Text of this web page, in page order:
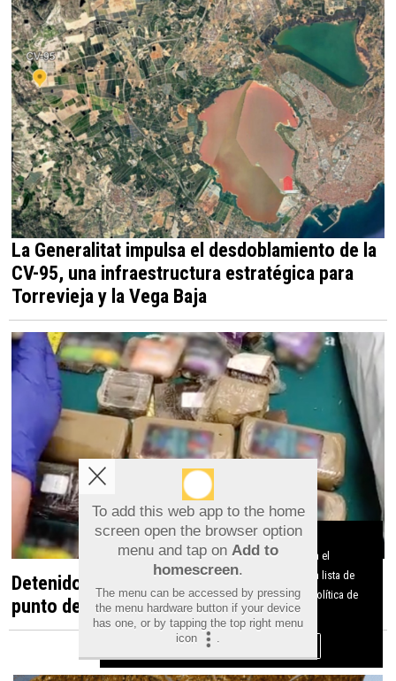
La Generalitat impulsa el desdoblamiento de la
CV-95, una infraestructura estratégica para
Torrevieja y la Vega Baja
Detenido en Albatera por dirigir un presunto
punto de venta de droga desde una vivienda
To add this web app to the home
screen open the browser option
menu and tap on Add to
homescreen.
The menu can be accessed by pressing
the menu hardware button if your device
has one, or by tapping the top right menu
icon
.
Aviso sobre el Uso de cookies:
Utilizamos cookies nuestras y de terceros para el
funcionamiento del digital. Puedes consultar la lista de
cookies y como desconectarlas. Ver nuestra Política de
Privacidad y Cookies
Aceptar Cookies